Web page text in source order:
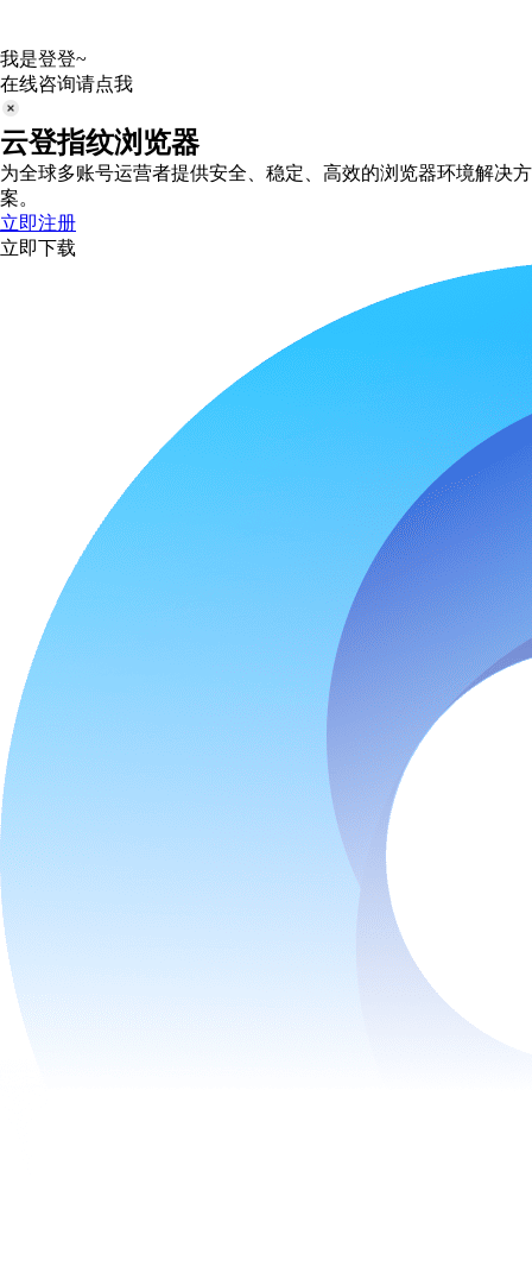
我是登登~
在线咨询请点我
云登指纹浏览器
为全球多账号运营者提供安全、稳定、高效的浏览器环境解决方
案。
立即注册
立即下载